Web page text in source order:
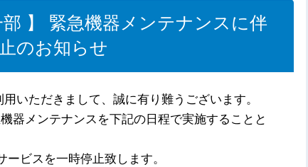
】 緊急機器メンテナンスに伴
のお知らせ
いただきまして、誠に有り難うございます。
器メンテナンスを下記の日程で実施することと
ビスを一時停止致します。